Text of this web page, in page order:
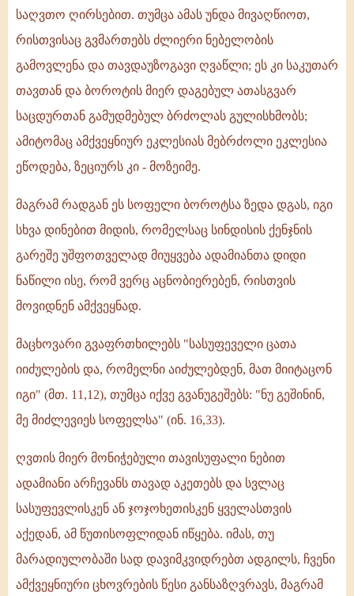
საღვთო ღირსებით. თუმცა ამას უნდა მივაღწიოთ,
რისთვისაც გვმართებს ძლიერი ნებელობის
გამოვლენა და თავდაუზოგავი ღვაწლი; ეს კი საკუთარ
თავთან და ბოროტის მიერ დაგებულ ათასგვარ
საცდურთან გამუდმებულ ბრძოლას გულისხმობს;
ამიტომაც ამქვეყნიურ ეკლესიას მებრძოლი ეკლესია
ეწოდება, ზეციურს კი - მოზეიმე.
მაგრამ რადგან ეს სოფელი ბოროტსა ზედა დგას, იგი
სხვა დინებით მიდის, რომელსაც სინდისის ქენჯნის
გარეშე უშფოთველად მიუყვება ადამიანთა დიდი
ნაწილი ისე, რომ ვერც აცნობიერებენ, რისთვის
მოვიდნენ ამქვეყნად.
მაცხოვარი გვაფრთხილებს "სასუფეველი ცათა
იიძულების და, რომელნი აიძულებდენ, მათ მიიტაცონ
იგი" (მთ. 11,12), თუმცა იქვე გვანუგეშებს: "ნუ გეშინინ,
მე მიძლევიეს სოფელსა" (ინ. 16,33).
ღვთის მიერ მონიჭებული თავისუფალი ნებით
ადამიანი არჩევანს თავად აკეთებს და სვლაც
სასუფევლისკენ ან ჯოჯოხეთისკენ ყველასთვის
აქედან, ამ წუთისოფლიდან იწყება. იმას, თუ
მარადიულობაში სად დავიმკვიდრებთ ადგილს, ჩვენი
ამქვეყნიური ცხოვრების წესი განსაზღვრავს, მაგრამ